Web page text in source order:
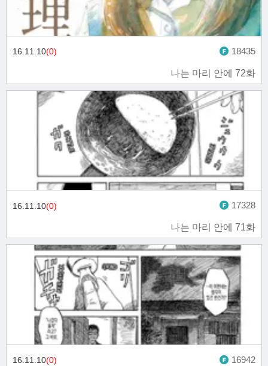
나는 마리 안에 72화
16.11.10(0) 18435
나는 마리 안에 71화
16.11.10(0) 17328
16.11.10(0) 16942